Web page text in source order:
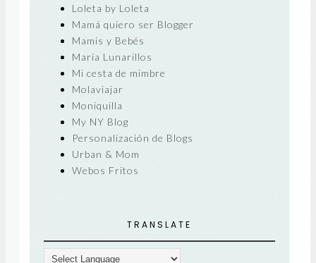
Loleta by Loleta
Mamá quiero ser Blogger
Mamis y Bebés
María Lunarillos
Mi cesta de mimbre
Molaviajar
Moniquilla
My NY Blog
Personalización de Blogs
Urban & Mom
Webos Fritos
TRANSLATE